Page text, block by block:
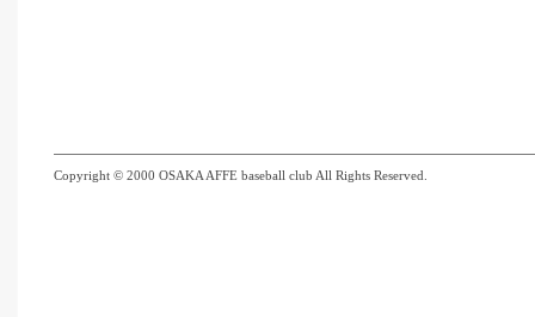
Copyright © 2000 OSAKA AFFE baseball club All Rights Reserved.